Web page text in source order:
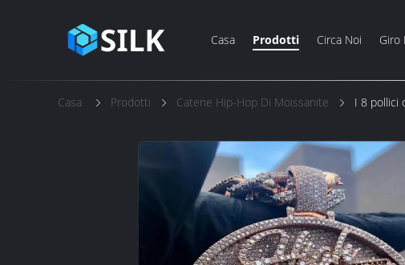
Casa Prodotti Circa Noi Giro
Casa Prodotti Catene Hip-Hop Di Moissanite I 8 pollici